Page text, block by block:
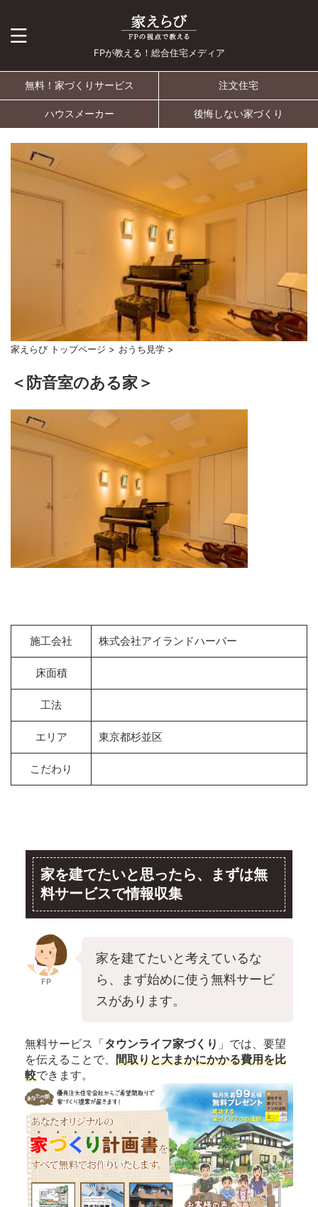
FPが教える！総合住宅メディア
無料！家づくりサービス 注文住宅
ハウスメーカー 後悔しない家づくり
家えらび トップページ > おうち見学 >
＜防音室のある家＞
施工会社 株式会社アイランドハーバー
床面積
工法
エリア 東京都杉並区
こだわり
家を建てたいと思ったら、まずは無
料サービスで情報収集
FP
家を建てたいと考えているな
ら、まず始めに使う無料サービ
スがあります。
無料サービス「タウンライフ家づくり 」では、要望
を伝えることで、 間取りと大まかにかかる費用を比
較できます。